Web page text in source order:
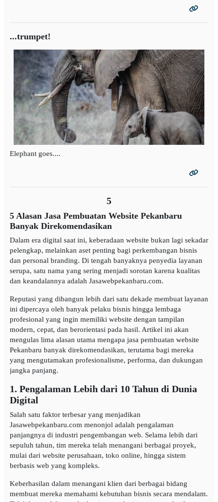
...trumpet!
Elephant goes....
5
5 Alasan Jasa Pembuatan Website Pekanbaru
Banyak Direkomendasikan
Dalam era digital saat ini, keberadaan website bukan lagi sekadar
pelengkap, melainkan aset penting bagi perkembangan bisnis
dan personal branding. Di tengah banyaknya penyedia layanan
serupa, satu nama yang sering menjadi sorotan karena kualitas
dan keandalannya adalah Jasawebpekanbaru.com.
Reputasi yang dibangun lebih dari satu dekade membuat layanan
ini dipercaya oleh banyak pelaku bisnis hingga lembaga
profesional yang ingin memiliki website dengan tampilan
modern, cepat, dan berorientasi pada hasil. Artikel ini akan
mengulas lima alasan utama mengapa jasa pembuatan website
Pekanbaru banyak direkomendasikan, terutama bagi mereka
yang mengutamakan profesionalisme, performa, dan dukungan
jangka panjang.
1. Pengalaman Lebih dari 10 Tahun di Dunia
Digital
Salah satu faktor terbesar yang menjadikan
Jasawebpekanbaru.com menonjol adalah pengalaman
panjangnya di industri pengembangan web. Selama lebih dari
sepuluh tahun, tim mereka telah menangani berbagai proyek,
mulai dari website perusahaan, toko online, hingga sistem
berbasis web yang kompleks.
Keberhasilan dalam menangani klien dari berbagai bidang
membuat mereka memahami kebutuhan bisnis secara mendalam.